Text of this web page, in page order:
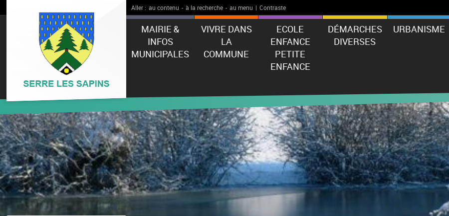
Aller : au contenu - à la recherche - au menu | Contraste
MAIRIE &
INFOS
MUNICIPALES
VIVRE DANS
LA
COMMUNE
ECOLE
ENFANCE
PETITE
ENFANCE
DÉMARCHES
DIVERSES
URBANISME